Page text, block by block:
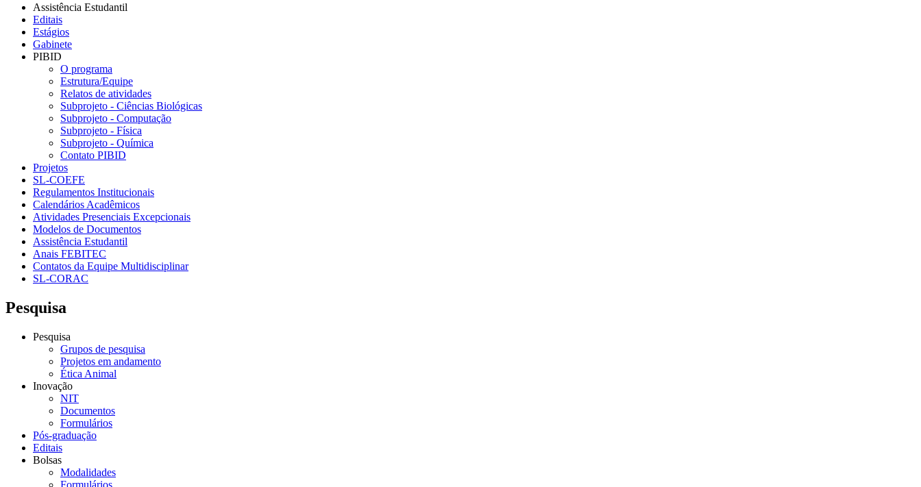
Assistência Estudantil
Editais
Estágios
Gabinete
PIBID
O programa
Estrutura/Equipe
Relatos de atividades
Subprojeto - Ciências Biológicas
Subprojeto - Computação
Subprojeto - Física
Subprojeto - Química
Contato PIBID
Projetos
SL-COEFE
Regulamentos Institucionais
Calendários Acadêmicos
Atividades Presenciais Excepcionais
Modelos de Documentos
Assistência Estudantil
Anais FEBITEC
Contatos da Equipe Multidisciplinar
SL-CORAC
Pesquisa
Pesquisa
Grupos de pesquisa
Projetos em andamento
Ética Animal
Inovação
NIT
Documentos
Formulários
Pós-graduação
Editais
Bolsas
Modalidades
Formulários